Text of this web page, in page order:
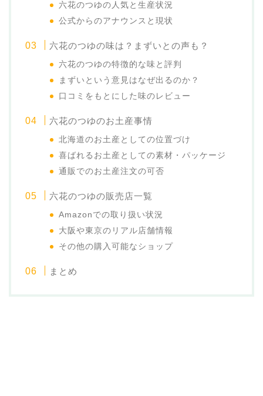
六花のつゆの人気と生産状況
公式からのアナウンスと現状
六花のつゆの味は？まずいとの声も？
六花のつゆの特徴的な味と評判
まずいという意見はなぜ出るのか？
口コミをもとにした味のレビュー
六花のつゆのお土産事情
北海道のお土産としての位置づけ
喜ばれるお土産としての素材・パッケージ
通販でのお土産注文の可否
六花のつゆの販売店一覧
Amazonでの取り扱い状況
大阪や東京のリアル店舗情報
その他の購入可能なショップ
まとめ